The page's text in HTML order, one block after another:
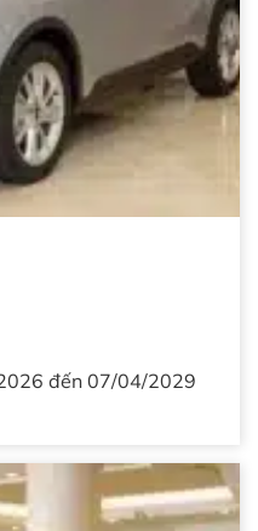
đến 07/04/2029